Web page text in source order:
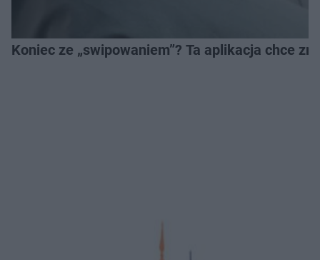
Koniec ze „swipowaniem”? Ta aplikacja chce